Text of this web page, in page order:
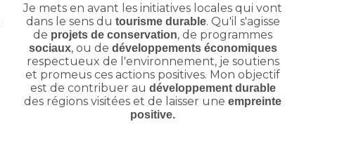
Je mets en avant les initiatives locales qui vont
dans le sens du tourisme durable. Qu'il s'agisse
de projets de conservation, de programmes
sociaux, ou de développements économiques
respectueux de l'environnement, je soutiens
et promeus ces actions positives. Mon objectif
est de contribuer au développement durable
des régions visitées et de laisser uneempreinte
positive.